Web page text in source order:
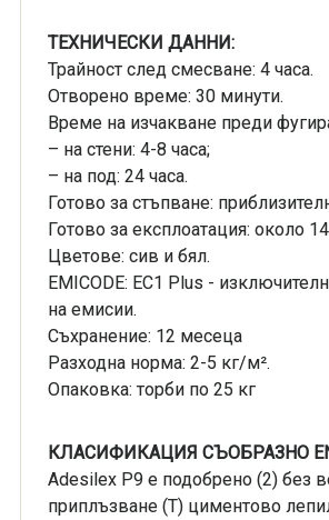
ТЕХНИЧЕСКИ ДАННИ:
Трайност след смесване: 4 часа.
Отворено време: 30 минути.
Време на изчакване преди
– на стени: 4-8 часа;
– на под: 24 часа.
Готово за стъпване:
Готово за експлоатация: около
Цветове: сив и бял.
EMICODE: EC1 Plus -
на емисии.
Съхранение: 12 месеца
Разходна норма: 2-5 кг/м².
Опаковка: торби по 25 кг
КЛАСИФИКАЦИЯ СЪОБРАЗНО
Adesilex P9 е подобрено (2) без
приплъзване (T) циментово